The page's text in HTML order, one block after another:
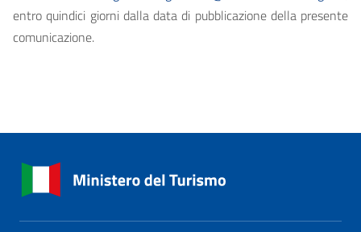
entro quindici giorni dalla data di pubblicazione della presente
comunicazione.